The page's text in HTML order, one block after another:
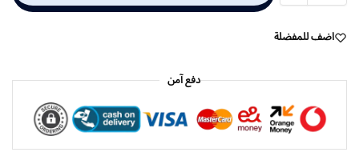
اضف للمفضلة
دفع آمن